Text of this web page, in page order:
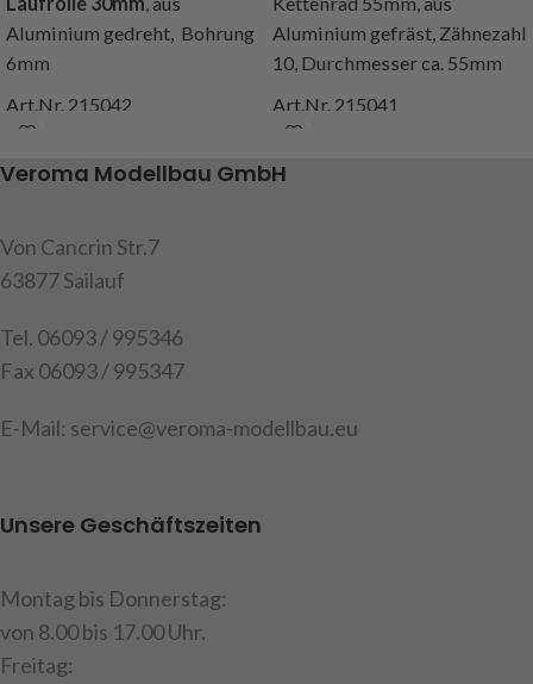
Aluminium gedreht, Bohrung
6mm
Art.Nr. 215042
Aluminium gefräst, Zähnezahl
10, Durchmesser ca. 55mm
Art.Nr. 215041
Veroma Modellbau GmbH
Von Cancrin Str.7
63877 Sailauf
Tel. 06093 / 995346
Fax 06093 / 995347
E-Mail: service@veroma-modellbau.eu
Unsere Geschäftszeiten
Montag bis Donnerstag:
von 8.00 bis 17.00 Uhr.
Freitag: